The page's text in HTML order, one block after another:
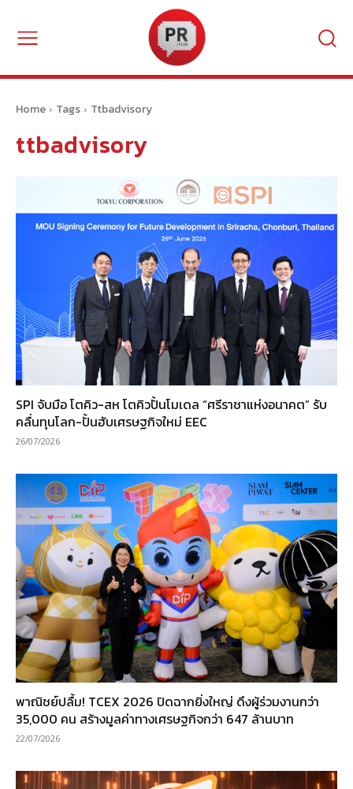
Home Tags Ttbadvisory
ttbadvisory
SPI จับมือ โตคิว-สห โตคิวปั้นโมเดล “ศรีราชาแห่งอนาคต” รับ
คลื่นทุนโลก-ปั้นฮับเศรษฐกิจใหม่ EEC
26/07/2026
พาณิชย์ปลื้ม! TCEX 2026 ปิดฉากยิ่งใหญ่ ดึงผู้ร่วมงานกว่า
35,000 คน สร้างมูลค่าทางเศรษฐกิจกว่า 647 ล้านบาท
22/07/2026